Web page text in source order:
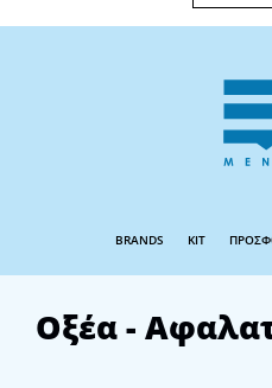
Menu
BRANDS KIT
Οξέα -